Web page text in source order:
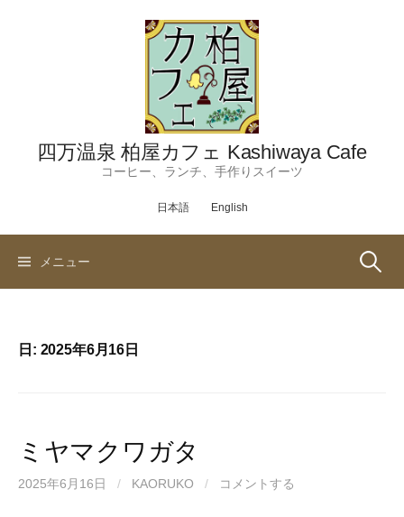
四万温泉 柏屋カフェ Kashiwaya Cafe
コーヒー、ランチ、手作りスイーツ
日本語 English
メニュー 検
日: 2025年6月16日
ミヤマクワガタ
2025年6月16日 / KAORUKO / コメントする